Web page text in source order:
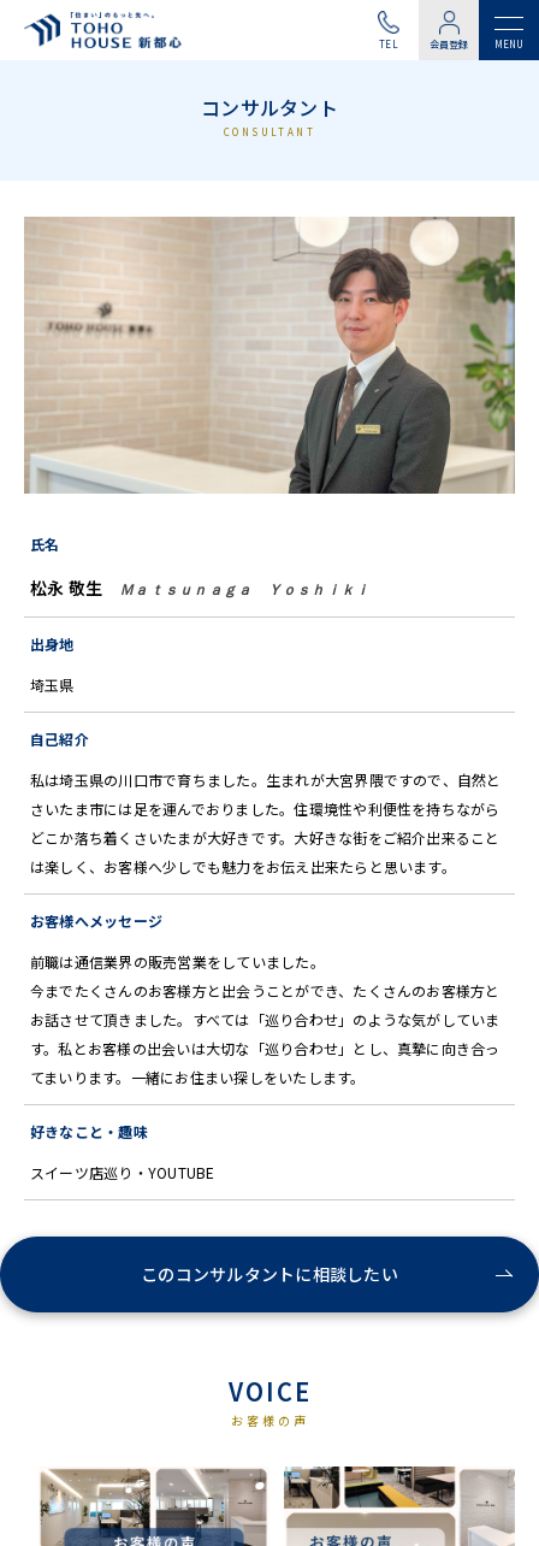
TEL 会員登録
コンサルタント
CONSULTANT
氏名
松永 敬生 Ｍａｔｓｕｎａｇａ Ｙｏｓｈｉｋｉ
出身地
埼玉県
自己紹介
私は埼玉県の川口市で育ちました。生まれが大宮界隈ですので、自然と
さいたま市には足を運んでおりました。住環境性や利便性を持ちながら
どこか落ち着くさいたまが大好きです。大好きな街をご紹介出来ること
は楽しく、お客様へ少しでも魅力をお伝え出来たらと思います。
お客様へメッセージ
前職は通信業界の販売営業をしていました。
今までたくさんのお客様方と出会うことができ、たくさんのお客様方と
お話させて頂きました。すべては「巡り合わせ」のような気がしていま
す。私とお客様の出会いは大切な「巡り合わせ」とし、真摯に向き合っ
てまいります。一緒にお住まい探しをいたします。
好きなこと・趣味
スイーツ店巡り・YOUTUBE
このコンサルタントに相談したい
VOICE
お客様の声